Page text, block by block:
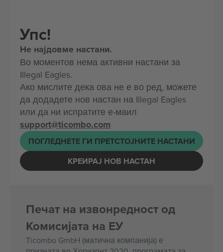
Упс!
Не најдовме настани.
Во моментов нема активни настани за
Illegal Eagles.
Ако мислите дека ова не е во ред, можете
да додадете нов настан на Illegal Eagles
или да ни испратите е-маил
support@ticombo.com
ПОГЛЕДНЕТЕ ГИ ПРЕТСТОЈНИТЕ НАСТАНИ
КРЕИРАЈ НОВ НАСТАН
Печат на извонредност од
Комисијата на ЕУ
Ticombo GmbH (матична компанија) е